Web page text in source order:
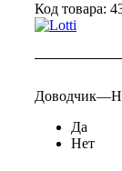
Код товара:
Доводчик—
Да
Нет